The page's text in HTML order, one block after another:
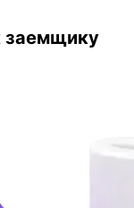
заемщику